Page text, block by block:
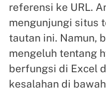
referensi ke URL.
mengunjungi situs
tautan ini. Namun,
mengeluh tentang
berfungsi di Excel
kesalahan di